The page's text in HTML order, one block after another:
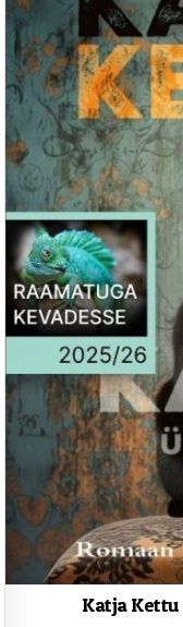
Katja Kettu